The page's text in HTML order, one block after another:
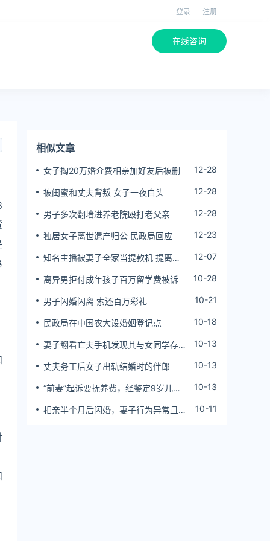
登录 注册
在线咨询
相似文章
女子掏20万婚介费相亲加好友后被删 12-28
被闺蜜和丈夫背叛 女子一夜白头 12-28
男子多次翻墙进养老院殴打老父亲 12-28
独居女子离世遗产归公 民政局回应 12-23
知名主播被妻子全家当提款机 提离婚
12-07
离异男拒付成年孩子百万留学费被诉 10-28
男子闪婚闪离 索还百万彩礼 10-21
民政局在中国农大设婚姻登记点 10-18
妻子翻看亡夫手机发现其与女同学存婚
10-13
丈夫务工后女子出轨结婚时的伴郎 10-13
“前妻”起诉要抚养费，经鉴定9岁儿子
10-13
相亲半个月后闪婚，妻子行为异常且持
10-11